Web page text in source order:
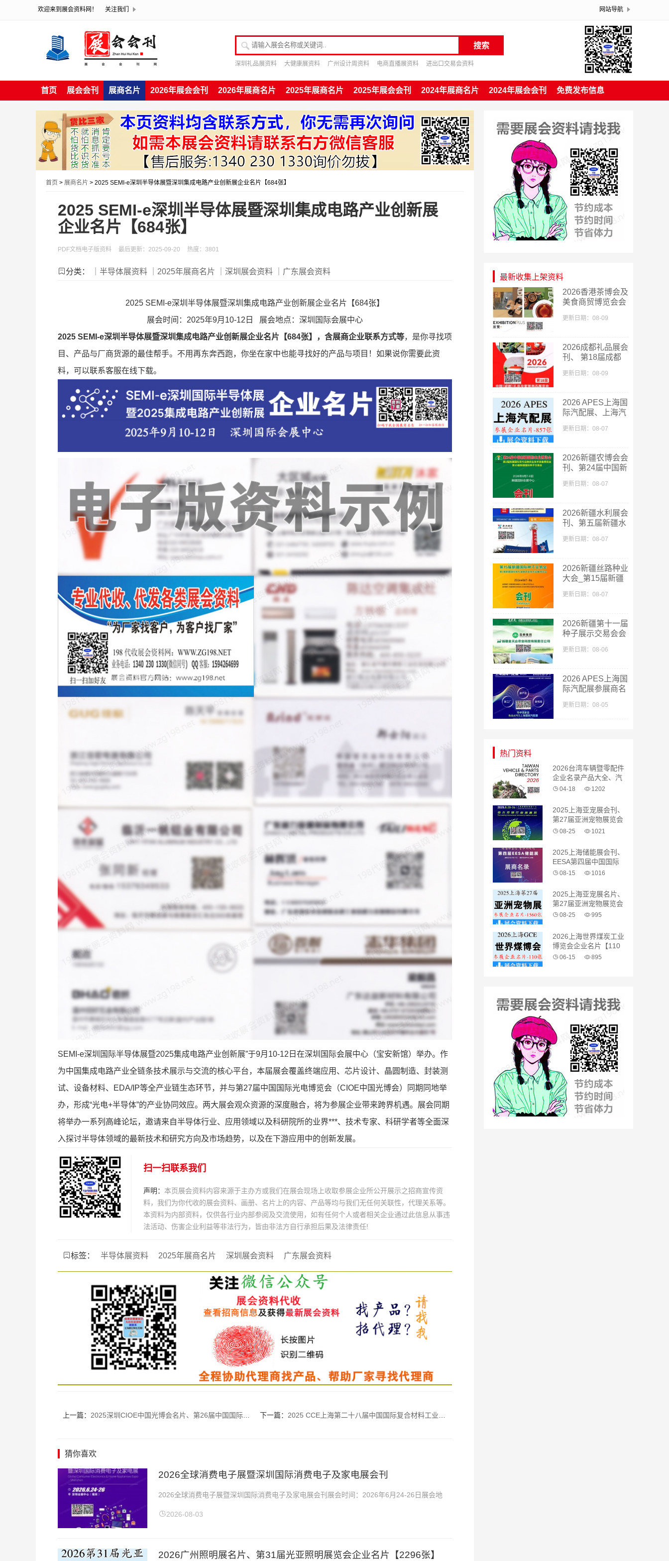
欢迎来到展会资料网！ 关注我们 网站导航
请输入展会名称或关键词 搜索
深圳礼品展资料 大健康展资料 广州设计周资料 电商直播展资料 进出口交易会资料
首页 展会会刊 展商名片 2026年展会会刊 2026年展商名片 2025年展商名片 2025年展会会刊 2024年展商名片 2024年展会会刊 免费发布信息
首页 > 展商名片 > 2025 SEMI-e深圳半导体展暨深圳集成电路产业创新展企业名片【684张】
2025 SEMI-e深圳半导体展暨深圳集成电路产业创新展
企业名片【684张】
PDF文档电子版资料 最后更新：2025-09-20 热度：3801
分类： ｜半导体展资料 ｜2025年展商名片 ｜深圳展会资料 ｜广东展会资料
2025 SEMI-e深圳半导体展暨深圳集成电路产业创新展企业名片【684张】
展会时间：2025年9月10-12日 展会地点：深圳国际会展中心
2025 SEMI-e深圳半导体展暨深圳集成电路产业创新展企业名片【684张】，含展商企业联系方式等，是你寻找项
目、产品与厂商货源的最佳帮手。不用再东奔西跑，你坐在家中也能寻找好的产品与项目！如果说你需要此资
料，可以联系客服在线下载。
SEMI-e深圳国际半导体展暨2025集成电路产业创新展”于9月10-12日在深圳国际会展中心（宝安新馆）举办。作
为中国集成电路产业全链条技术展示与交流的核心平台，本届展会覆盖终端应用、芯片设计、晶圆制造、封装测
试、设备材料、EDA/IP等全产业链生态环节，并与第27届中国国际光电博览会（CIOE中国光博会）同期同地举
办，形成“光电+半导体”的产业协同效应。两大展会观众资源的深度融合，将为参展企业带来跨界机遇。展会同期
将举办一系列高峰论坛，邀请来自半导体行业、应用领域以及科研院所的业界***、技术专家、科研学者等全面深
入探讨半导体领域的最新技术和研究方向及市场趋势，以及在下游应用中的创新发展。
扫一扫联系我们
声明： 本页展会资料内容来源于主办方或我们在展会现场上收取参展企业所公开展示之招商宣传资
料，我们为你代收的展会资料、画册、名片上的内容、产品等均与我们无任何关联性，代理关系等。
本资料为内部资料，仅供各行业内部参阅及交流使用，如有任何个人或者相关企业通过此信息从事违
法活动、伤害企业利益等非法行为，皆由非法方自行承担后果及法律责任!
标签： 半导体展资料 2025年展商名片 深圳展会资料 广东展会资料
上一篇： 2025深圳CIOE中国光博会名片、第26届中国国际光电博览会企业名片【1615张】 下一篇： 2025 CCE上海第二十八届中国国际复合材料工业技术展览会企业名片【1357张】上海复材展
猜你喜欢
​2026全球消费电子展暨深圳国际消费电子及家电展会刊
2026全球消费电子展暨深圳国际消费电子及家电展会刊展会时间：2026年6月24-26日展会地
点：深圳会展中心2026全球消费电子展暨深圳国际消费电子及家电展会...
2026-08-03
2026广州照明展名片、第31届光亚照明展览会企业名片【2296张】
最新收集上架资料
2026香港茶博会及
美食商贸博览会会
茶展参展商名录参
更新日期：08-09
2026成都礼品展会
刊、 第18届成都
览会暨文创旅游商
更新日期：08-09
2026 APES上海国
际汽配展、上海汽
【857张】
更新日期：08-07
​2026新疆农博会会
刊、第24届中国新
会刊
更新日期：08-07
2026新疆水利展会
刊、第五届新疆水
商名录
更新日期：08-07
2026新疆丝路种业
大会_第15届新疆
刊
更新日期：08-07
2026新疆第十一届
种子展示交易会会
展商名录
更新日期：08-06
2026 APES上海国
际汽配展参展商名
更新日期：08-05
热门资料
2026台湾车辆暨零配件
企业名录产品大全、汽
配 汽车零部件
04-18 1202
2025上海亚宠展会刊、
第27届亚洲宠物展览会
参展商名录
08-25 1021
2025上海储能展会刊、
EESA第四届中国国际
储能展览会参展商名录
08-15 1016
2025上海亚宠展名片、
第27届亚洲宠物展览会
企业名片【1560张】
08-25 995
2026上海世界煤炭工业
博览会企业名片【110
张】06-15 895